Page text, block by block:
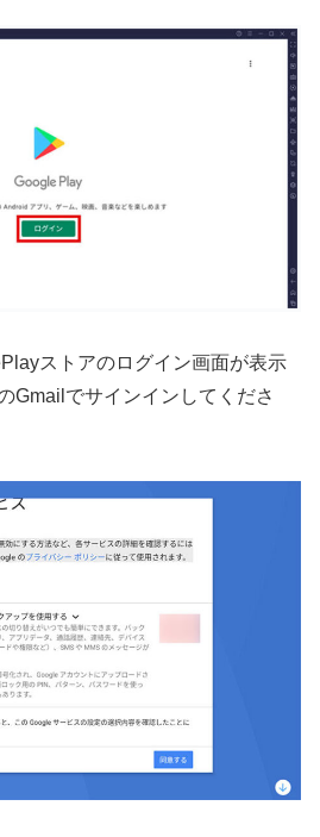
ストアのログイン画面が表示
Gmailでサインインしてくださ